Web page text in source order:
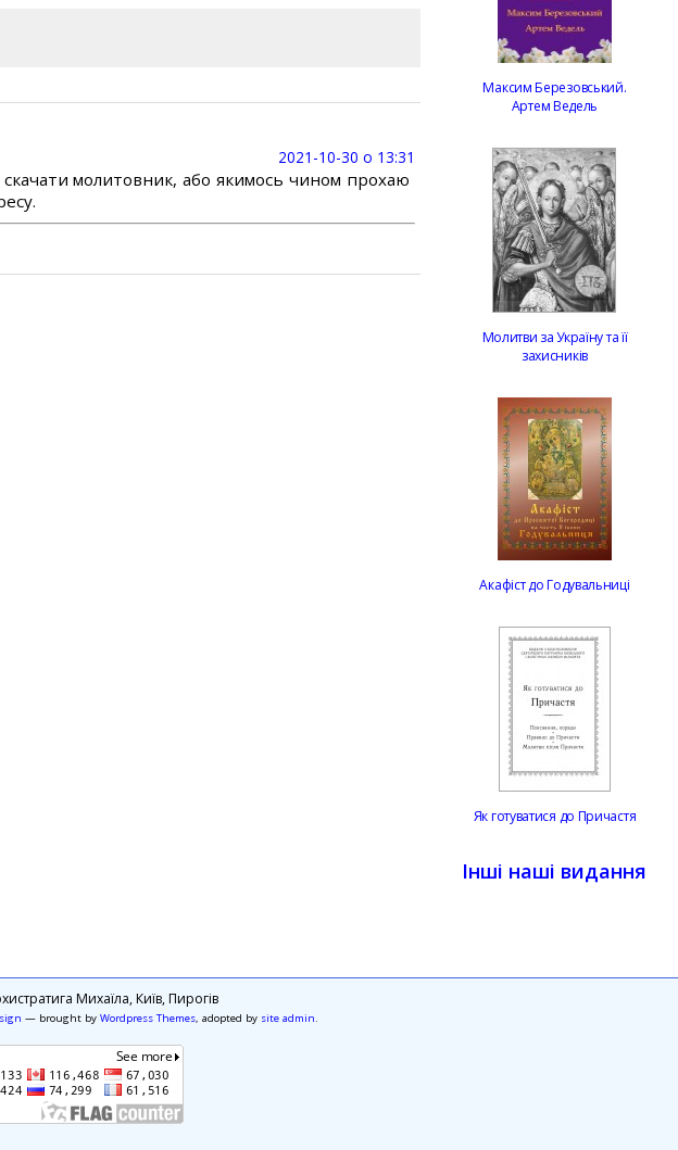
2021-10-30 о 13:31
молитовник, або якимось чином прохаю
Максим Березовський.
Артем Ведель
Молитви за Україну та її
захисників
Акафіст до Годувальниці
Як готуватися до Причастя
Інші наші видання
Михаїла, Київ, Пирогів
— brought by Wordpress Themes, adopted by site admin.